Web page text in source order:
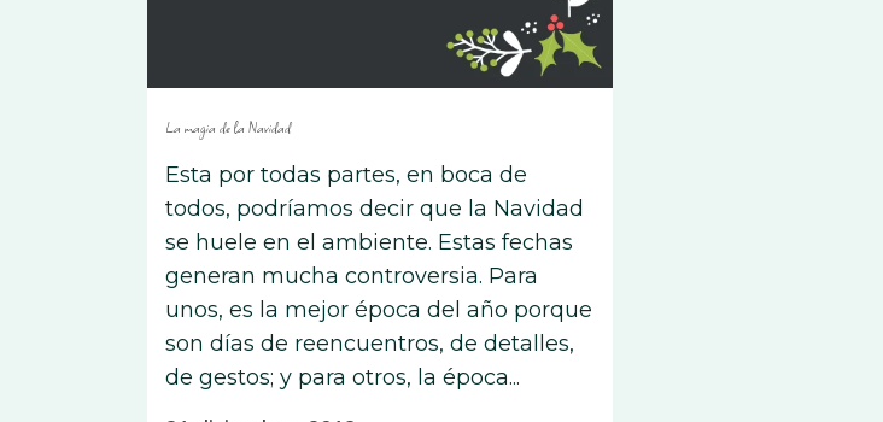
La magia de la Navidad
Esta por todas partes, en boca de
todos, podríamos decir que la Navidad
se huele en el ambiente. Estas fechas
generan mucha controversia. Para
unos, es la mejor época del año porque
son días de reencuentros, de detalles,
de gestos; y para otros, la época...